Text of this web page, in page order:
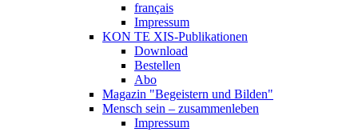
français
Impressum
KON TE XIS-Publikationen
Download
Bestellen
Abo
Magazin "Begeistern und Bilden"
Mensch sein – zusammenleben
Impressum